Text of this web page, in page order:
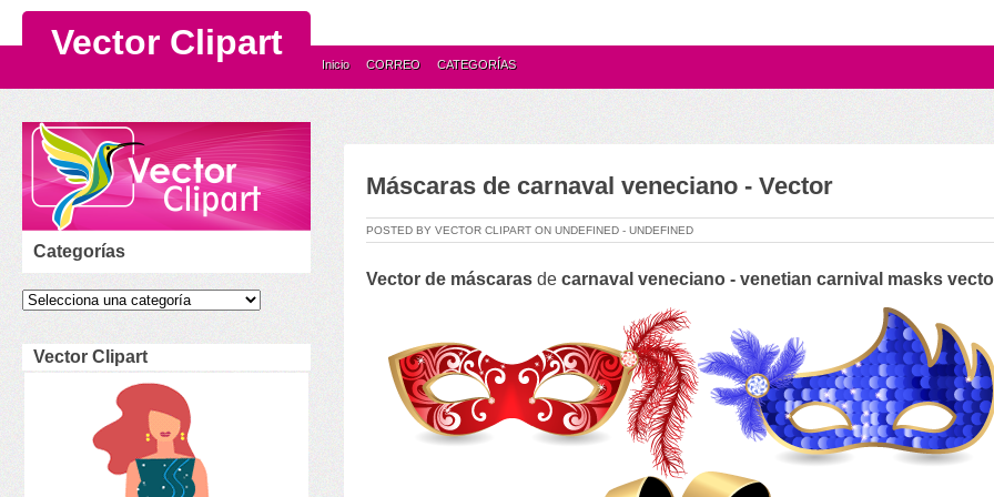
Vector Clipart
Inicio CORREO CATEGORÍAS
Categorías
Vector Clipart
Máscaras de carnaval veneciano - Vector
POSTED BY VECTOR CLIPART ON UNDEFINED - UNDEFINED
Vector de máscaras de carnaval veneciano - venetian carnival masks